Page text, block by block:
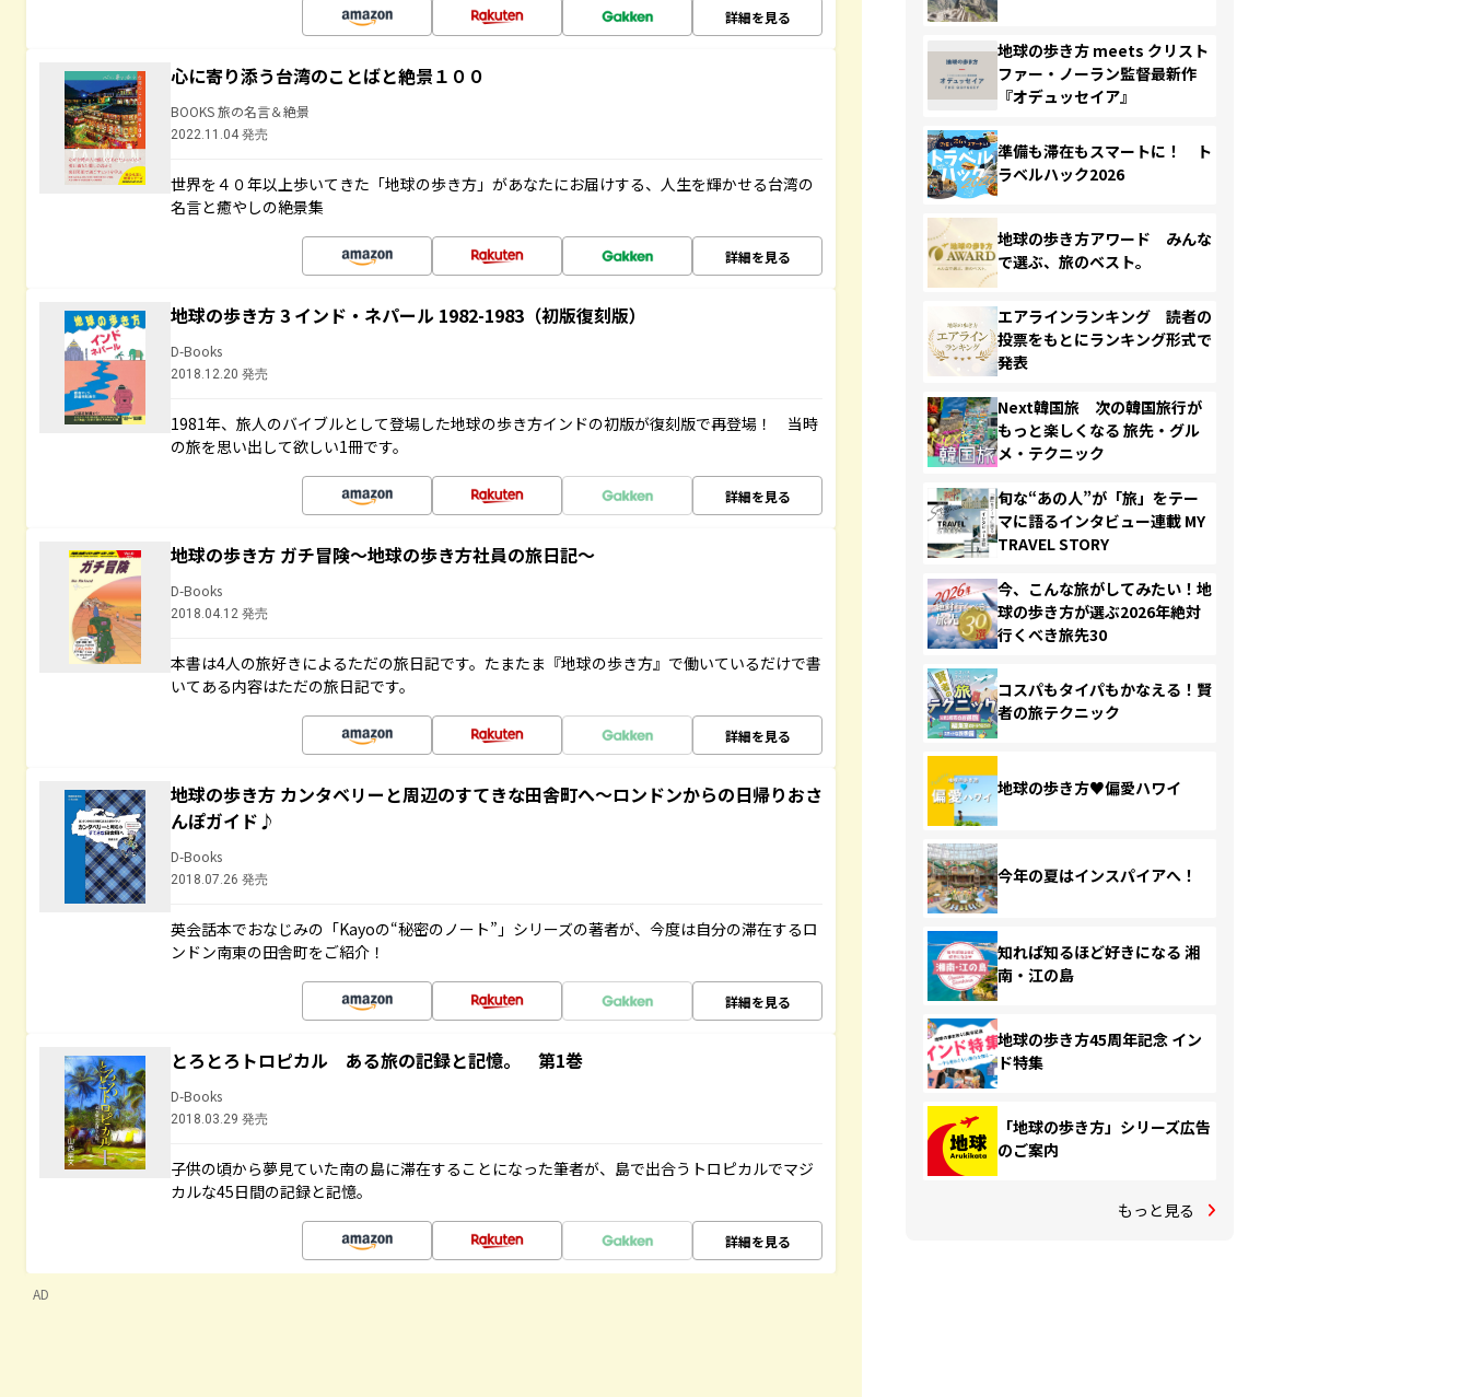
詳細を見る
心に寄り添う台湾のことばと絶景１００
BOOKS 旅の名言＆絶景
2022.11.04 発売
世界を４０年以上歩いてきた「地球の歩き方」があなたにお届けする、人生を輝かせる台湾の
名言と癒やしの絶景集
詳細を見る
地球の歩き方 3 インド・ネパール 1982-1983（初版復刻版）
D-Books
2018.12.20 発売
1981年、旅人のバイブルとして登場した地球の歩き方インドの初版が復刻版で再登場！ 当時
の旅を思い出して欲しい1冊です。
詳細を見る
地球の歩き方 ガチ冒険～地球の歩き方社員の旅日記～
D-Books
2018.04.12 発売
本書は4人の旅好きによるただの旅日記です。たまたま『地球の歩き方』で働いているだけで書
いてある内容はただの旅日記です。
詳細を見る
地球の歩き方 カンタベリーと周辺のすてきな田舎町へ～ロンドンからの日帰りおさ
んぽガイド♪
D-Books
2018.07.26 発売
英会話本でおなじみの「Kayoの“秘密のノート”」シリーズの著者が、今度は自分の滞在するロ
ンドン南東の田舎町をご紹介！
詳細を見る
とろとろトロピカル ある旅の記録と記憶。 第1巻
D-Books
2018.03.29 発売
子供の頃から夢見ていた南の島に滞在することになった筆者が、島で出合うトロピカルでマジ
カルな45日間の記録と記憶。
詳細を見る
AD
地球の歩き方 meets クリスト
ファー・ノーラン監督最新作
『オデュッセイア』
準備も滞在もスマートに！ ト
ラベルハック2026
地球の歩き方アワード みんな
で選ぶ、旅のベスト。
エアラインランキング 読者の
投票をもとにランキング形式で
発表
Next韓国旅 次の韓国旅行が
もっと楽しくなる 旅先・グル
メ・テクニック
旬な“あの人”が「旅」をテー
マに語るインタビュー連載 MY
TRAVEL STORY
今、こんな旅がしてみたい！地
球の歩き方が選ぶ2026年絶対
行くべき旅先30
コスパもタイパもかなえる！賢
者の旅テクニック
地球の歩き方♥偏愛ハワイ
今年の夏はインスパイアへ！
知れば知るほど好きになる 湘
南・江の島
地球の歩き方45周年記念 イン
ド特集
「地球の歩き方」シリーズ広告
のご案内
もっと見る